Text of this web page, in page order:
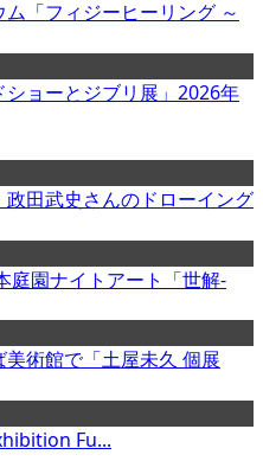
「フィジーヒーリング ～
ョーとジブリ展」2026年
田武史さんのドローイング
庭園ナイトアート「世解-
術館で「土屋未久 個展
Fu...